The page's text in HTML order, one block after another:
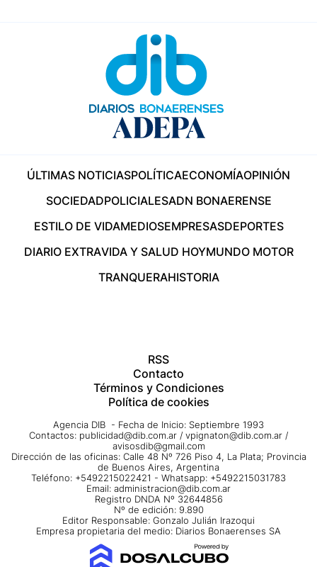
ÚLTIMAS NOTICIASPOLÍTICAECONOMÍAOPINIÓN
SOCIEDADPOLICIALESADN BONAERENSE
ESTILO DE VIDAMEDIOSEMPRESASDEPORTES
DIARIO EXTRAVIDA Y SALUD HOYMUNDO MOTOR
TRANQUERAHISTORIA
RSS
Contacto
Términos y Condiciones
Política de cookies
Agencia DIB - Fecha de Inicio: Septiembre 1993
Contactos: publicidad@dib.com.ar / vpignaton@dib.com.ar /
avisosdib@gmail.com
Dirección de las oficinas: Calle 48 Nº 726 Piso 4, La Plata; Provincia
de Buenos Aires, Argentina
Teléfono: +5492215022421 - Whatsapp: +5492215031783
Email: administracion@dib.com.ar
Registro DNDA Nº 32644856
Nº de edición: 9.890
Editor Responsable: Gonzalo Julián Irazoqui
Empresa propietaria del medio: Diarios Bonaerenses SA